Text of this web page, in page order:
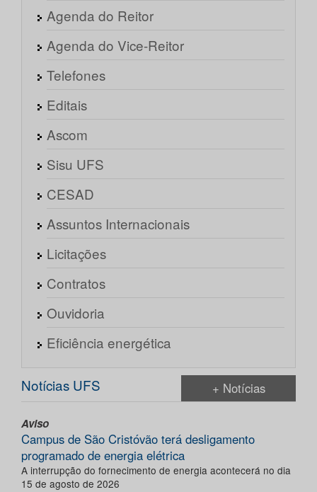
Agenda do Reitor
Agenda do Vice-Reitor
Telefones
Editais
Ascom
Sisu UFS
CESAD
Assuntos Internacionais
Licitações
Contratos
Ouvidoria
Eficiência energética
Notícias UFS + Notícias
Aviso
Campus de São Cristóvão terá desligamento
programado de energia elétrica
A interrupção do fornecimento de energia acontecerá no dia
15 de agosto de 2026